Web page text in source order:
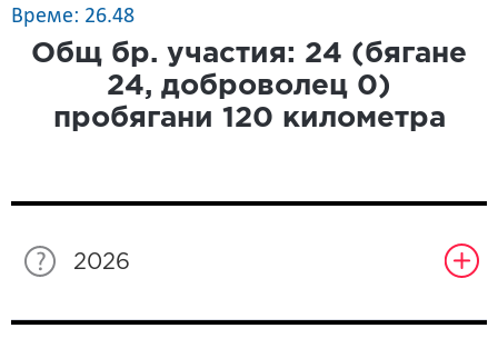
Време: 26.48
Общ бр. участия: 24 (бягане
24, доброволец 0)
пробягани 120 километра
2026